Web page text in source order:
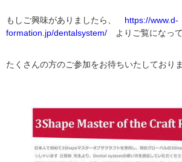
もしご興味がありましたら、 https://www.d-
formation.jp/dentalsystem/ よりご覧になっ
たくさんの方のご参加をお待ちいたしておりま